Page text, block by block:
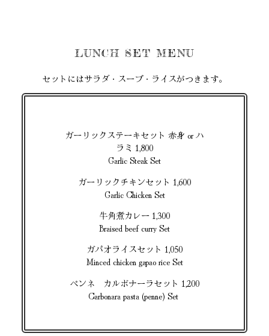
LUNCH SET MENU
セットにはサラダ・スープ・ライスがつきます。
ガーリックステーキセット 赤身 or ハ
ラミ 1,800
Garlic Steak Set
ガーリックチキンセット 1,600
Garlic Chicken Set
牛角煮カレー 1,300
Braised beef curry Set
ガパオライスセット 1,050
Minced chicken gapao rice Set
ペンネ カルボナーラセット 1,200
Carbonara pasta (penne) Set